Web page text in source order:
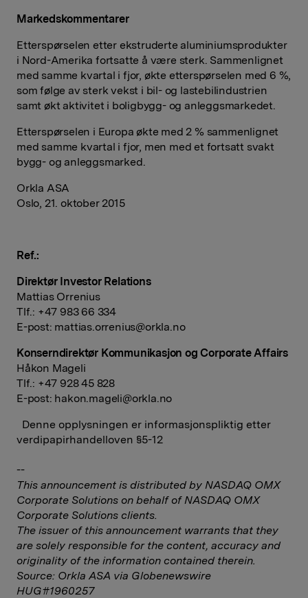
Markedskommentarer
Etterspørselen etter ekstruderte aluminiumsprodukter
i Nord-Amerika fortsatte å være sterk. Sammenlignet
med samme kvartal i fjor, økte etterspørselen med 6 %,
som følge av sterk vekst i bil- og lastebilindustrien
samt økt aktivitet i boligbygg- og anleggsmarkedet.
Etterspørselen i Europa økte med 2 % sammenlignet
med samme kvartal i fjor, men med et fortsatt svakt
bygg- og anleggsmarked.
Orkla ASA
Oslo, 21. oktober 2015
Ref.:
Direktør Investor Relations
Mattias Orrenius
Tlf.: +47 983 66 334
E-post: mattias.orrenius@orkla.no
Konserndirektør Kommunikasjon og Corporate Affairs
Håkon Mageli
Tlf.: +47 928 45 828
E-post: hakon.mageli@orkla.no
Denne opplysningen er informasjonspliktig etter
verdipapirhandelloven §5-12
--
This announcement is distributed by NASDAQ OMX
Corporate Solutions on behalf of NASDAQ OMX
Corporate Solutions clients.
The issuer of this announcement warrants that they
are solely responsible for the content, accuracy and
originality of the information contained therein.
Source: Orkla ASA via Globenewswire
HUG#1960257